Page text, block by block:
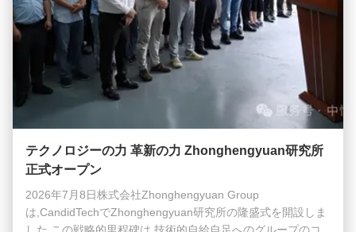
テクノロジーの力 革新の力 Zhonghengyuan研究所
正式オープン
2026年7月8日株式会社Zhonghengyuan Group
は,CandidTechでZhonghengyuan研究所の隆盛式を開設しま